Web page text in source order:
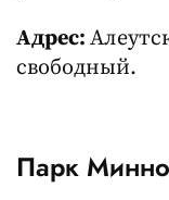
Адрес:
свободный.
Парк